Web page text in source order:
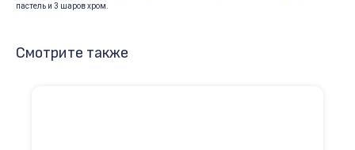
пастель и 3 шаров хром.
Смотрите также